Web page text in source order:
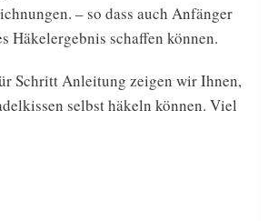
– so dass auch Anfänger
Häkelergebnis schaffen können.
Schritt Anleitung zeigen wir Ihnen,
selbst häkeln können. Viel